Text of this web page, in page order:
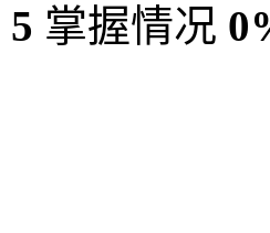
5 掌握情况